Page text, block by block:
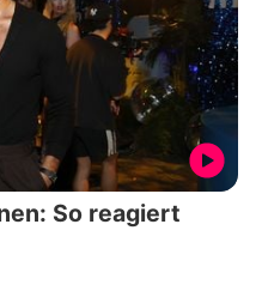
So reagiert